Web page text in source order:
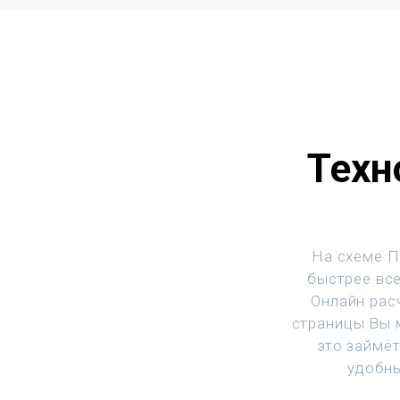
На схеме
быстрее
Онлайн
страницы Вы
это